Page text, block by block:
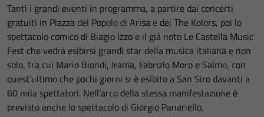
Tanti i grandi eventi in programma, a partire dai concerti
gratuiti in Piazza del Popolo di Arisa e dei The Kolors, poi lo
spettacolo comico di Biagio Izzo e il già noto Le Castella Music
Fest che vedrà esibirsi grandi star della musica italiana e non
solo, tra cui Mario Biondi, Irama, Fabrizio Moro e Salmo, con
quest’ultimo che pochi giorni si è esibito a San Siro davanti a
60 mila spettatori. Nell’arco della stessa manifestazione è
previsto anche lo spettacolo di Giorgio Panariello.